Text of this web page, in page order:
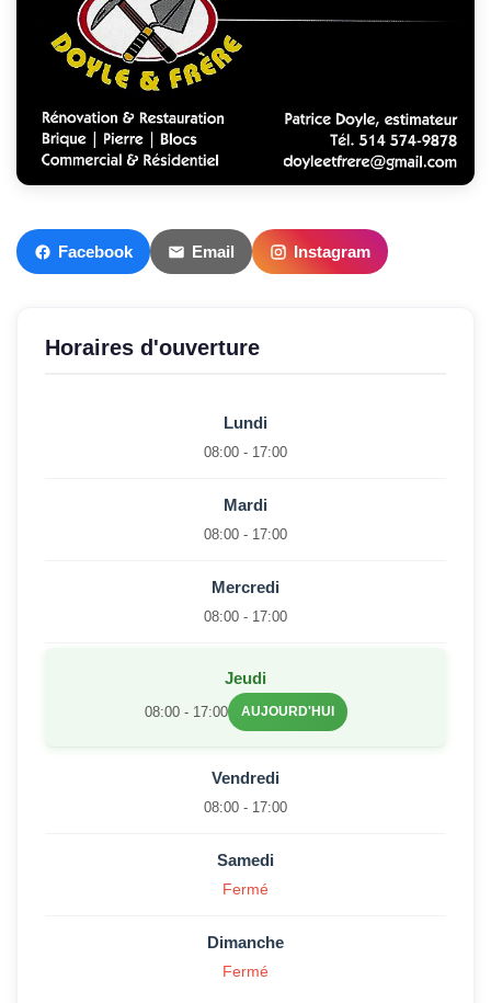
Facebook Email Instagram
Horaires d'ouverture
Lundi
08:00 - 17:00
Mardi
08:00 - 17:00
Mercredi
08:00 - 17:00
Jeudi
08:00 - 17:00 AUJOURD'HUI
Vendredi
08:00 - 17:00
Samedi
Fermé
Dimanche
Fermé